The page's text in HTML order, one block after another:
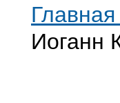
Иоганн